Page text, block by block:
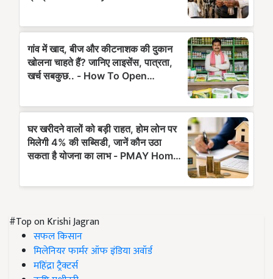
#Top on Krishi Jagran
सफल किसान
मिलेनियर फार्मर ऑफ इंडिया अवॉर्ड
महिंद्रा ट्रैक्टर्स